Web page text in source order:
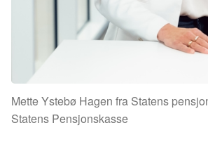
Mette Ystebø Hagen fra Statens
Statens Pensjonskasse